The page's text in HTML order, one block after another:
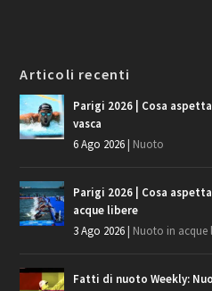
Articoli recenti
Parigi 2026 | Cosa
vasca
6 Ago 2026 Nuoto
Parigi 2026 | Cosa
acque libere
3 Ago 2026 Nuoto in acque
Fatti di nuoto Weekly: